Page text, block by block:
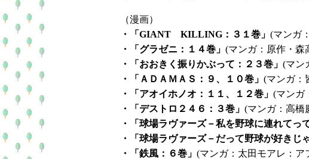
（漫画）
・「GIANT KILLING：３１巻」 (マンガ
・「グラゼニ：１４巻」 (マンガ：原作・森
・「おおきく振りかぶって：２３巻」 (マン
・「ＡＤＡＭＡＳ：９、１０巻」 (マンガ：
・「アオイホノオ：１１、１２巻」 (マンガ
・「デストロ２４６：３巻」 (マンガ：高橋
・「球場ラヴァーズ－私を野球に連れてっ
・「球場ラヴァーズ－だって野球が好きじ
・「鉄風：６巻」 (マンガ：太田モアレ：ア